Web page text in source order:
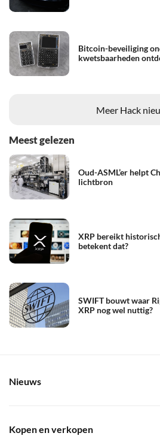
Bitcoin-beveiliging
kwetsbaarheden
Meer Hack
Meest gelezen
Oud-ASML’er helpt
lichtbron
XRP bereikt
betekent dat?
SWIFT bouwt waar
XRP nog wel nuttig?
Nieuws
Kopen en verkopen